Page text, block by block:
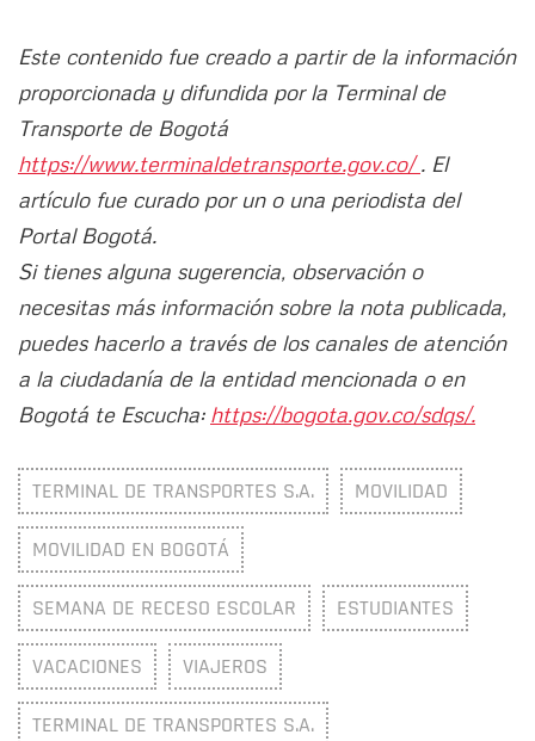
Este contenido fue creado a partir de la información
proporcionada y difundida por la Terminal de
Transporte de Bogotá
https://www.terminaldetransporte.gov.co/. El
artículo fue curado por un o una periodista del
Portal Bogotá.
Si tienes alguna sugerencia, observación o
necesitas más información sobre la nota publicada,
puedes hacerlo a través de los canales de atención
a la ciudadanía de la entidad mencionada o en
Bogotá te Escucha: https://bogota.gov.co/sdqs/.
TERMINAL DE TRANSPORTES S.A. MOVILIDAD
MOVILIDAD EN BOGOTÁ
SEMANA DE RECESO ESCOLAR ESTUDIANTES
VACACIONES VIAJEROS
TERMINAL DE TRANSPORTES S.A.